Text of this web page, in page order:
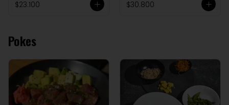
$23.100 $30.800
Pokes